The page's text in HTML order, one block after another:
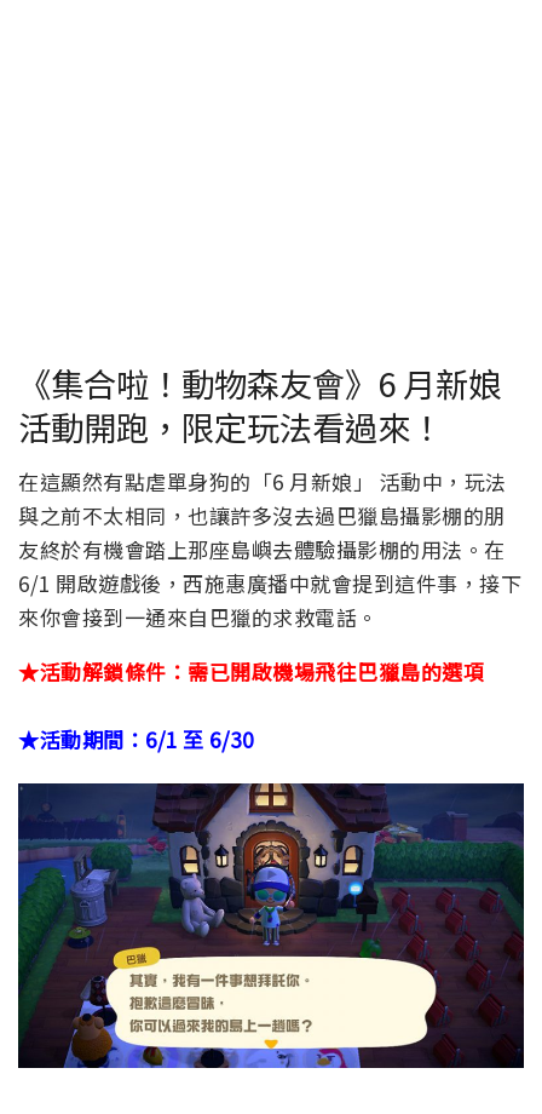
《集合啦！動物森友會》6 月新娘
活動開跑，限定玩法看過來！
在這顯然有點虐單身狗的「6 月新娘」 活動中，玩法
與之前不太相同，也讓許多沒去過巴獵島攝影棚的朋
友終於有機會踏上那座島嶼去體驗攝影棚的用法。在
6/1 開啟遊戲後，西施惠廣播中就會提到這件事，接下
來你會接到一通來自巴獵的求救電話。
★活動解鎖條件：需已開啟機場飛往巴獵島的選項
★活動期間：6/1 至 6/30